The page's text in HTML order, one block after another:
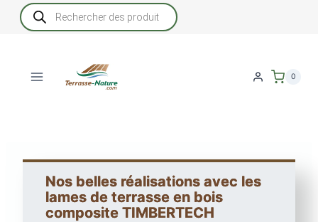
Recherche
de
produits
0
Nos belles réalisations avec les
lames de terrasse en bois
composite TIMBERTECH